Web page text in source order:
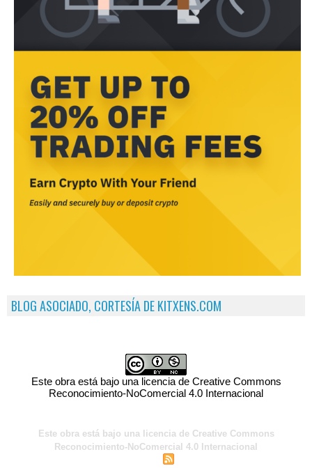
BLOG ASOCIADO, CORTESÍA DE KITXENS.COM
Este obra está bajo una licencia de Creative Commons
Reconocimiento-NoComercial 4.0 Internacional
Este obra está bajo una licencia de Creative Commons
Reconocimiento-NoComercial 4.0 Internacional